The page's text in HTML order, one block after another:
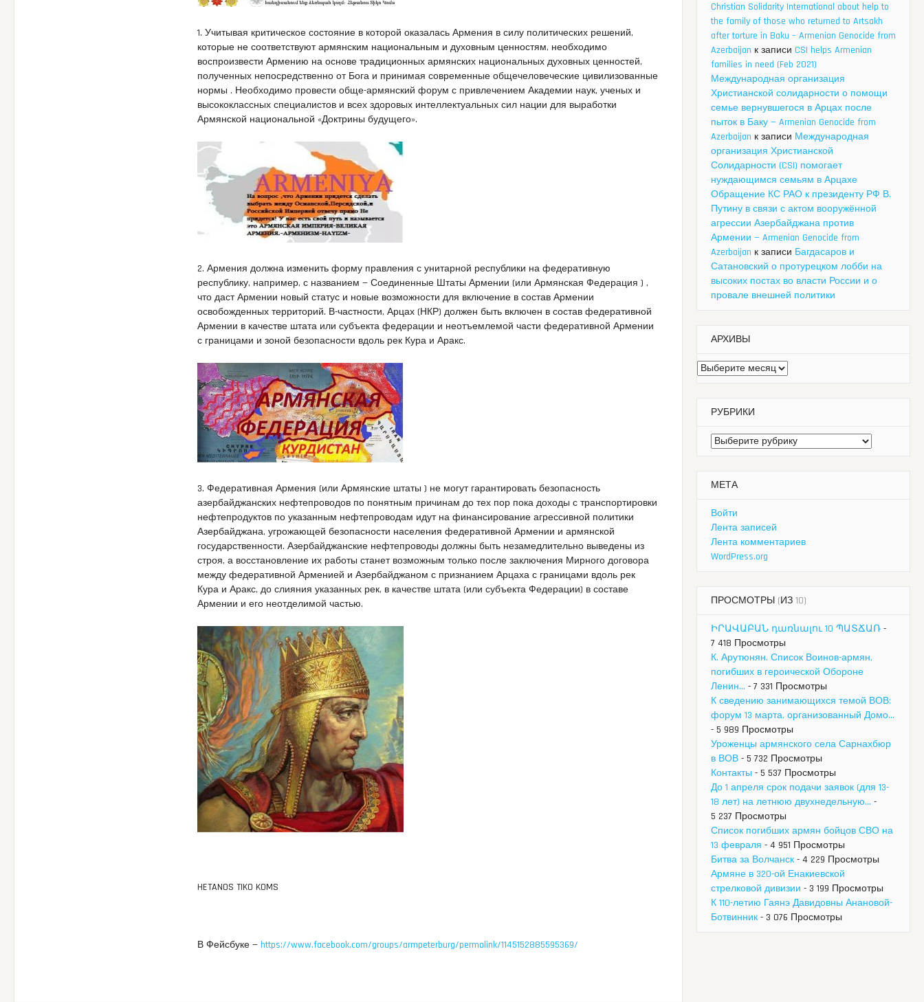
1. Учитывая критическое состояние в которой оказалась Армения в силу политических решений,
которые не соответствуют армянским национальным и духовным ценностям, необходимо
воспроизвести Армению на основе традиционных армянских национальных духовных ценностей,
полученных непосредственно от Бога и принимая современные общечеловеческие цивилизованные
нормы . Необходимо провести обще-армянский форум с привлечением Академии наук, ученых и
высококлассных специалистов и всех здоровых интеллектуальных сил нации для выработки
Армянской национальной «Доктрины будущего».
2. Армения должна изменить форму правления с унитарной республики на федеративную
республику, например, с названием — Соединенные Штаты Армении (или Армянская Федерация ) ,
что даст Армении новый статус и новые возможности для включение в состав Армении
освобожденных территорий. В-частности, Арцах (НКР) должен быть включен в состав федеративной
Армении в качестве штата или субъекта федерации и неотъемлемой части федеративной Армении
с границами и зоной безопасности вдоль рек Кура и Аракс.
3. Федеративная Армения (или Армянские штаты ) не могут гарантировать безопасность
азербайджанских нефтепроводов по понятным причинам до тех пор пока доходы с транспортировки
нефтепродуктов по указанным нефтепроводам идут на финансирование агрессивной политики
Азербайджана, угрожающей безопасности населения федеративной Армении и армянской
государственности. Азербайджанские нефтепроводы должны быть незамедлительно выведены из
строя, а восстановление их работы станет возможным только после заключения Мирного договора
между федеративной Арменией и Азербайджаном с признанием Арцаха с границами вдоль рек
Кура и Аракс, до слияния указанных рек, в качестве штата (или субъекта Федерации) в составе
Армении и его неотделимой частью.
HETANOS TIKO KOMS
В Фейсбуке — https://www.facebook.com/groups/armpeterburg/permalink/1145152885595369/
Christian Solidarity International about help to
the family of those who returned to Artsakh
after torture in Baku – Armenian Genocide from
Azerbaijan к записи CSI helps Armenian
families in need (Feb 2021)
Международная организация
Христианской солидарности о помощи
семье вернувшегося в Арцах после
пыток в Баку — Armenian Genocide from
Azerbaijan к записи Международная
организация Христианской
Солидарности (CSI) помогает
нуждающимся семьям в Арцахе
Обращение КС РАО к президенту РФ В.
Путину в связи с актом вооружённой
агрессии Азербайджана против
Армении — Armenian Genocide from
Azerbaijan к записи Багдасаров и
Сатановский о протурецком лобби на
высоких постах во власти России и о
провале внешней политики
АРХИВЫ
Архивы
РУБРИКИ
Рубрики
МЕТА
Войти
Лента записей
Лента комментариев
WordPress.org
ПРОСМОТРЫ (ИЗ 10)
ԻՐԱՎԱԲԱՆ դառնալու 10 ՊԱՏՃԱՌ -
7 418 Просмотры
К. Арутюнян. Список Воинов-армян,
погибших в героической Обороне
Ленин... - 7 331 Просмотры
К сведению занимающихся темой ВОВ:
форум 13 марта, организованный Домо...
- 5 989 Просмотры
Уроженцы армянского села Сарнахбюр
в ВОВ - 5 732 Просмотры
Контакты - 5 537 Просмотры
До 1 апреля срок подачи заявок (для 13-
18 лет) на летнюю двухнедельную... -
5 237 Просмотры
Список погибших армян бойцов СВО на
13 февраля - 4 951 Просмотры
Битва за Волчанск - 4 229 Просмотры
Армяне в 320-ой Енакиевской
стрелковой дивизии - 3 199 Просмотры
К 110-летию Гаянэ Давидовны Анановой-
Ботвинник - 3 076 Просмотры